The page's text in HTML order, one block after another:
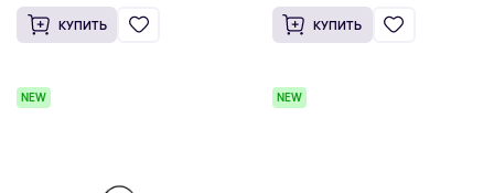
КУПИТЬ КУПИТЬ
NEW NEW